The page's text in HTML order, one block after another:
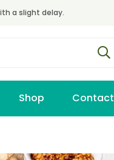
a slight delay.
Shop Contact